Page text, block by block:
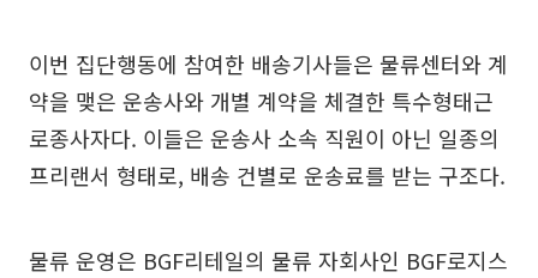
이번 집단행동에 참여한 배송기사들은 물류센터와 계
약을 맺은 운송사와 개별 계약을 체결한 특수형태근
로종사자다. 이들은 운송사 소속 직원이 아닌 일종의
프리랜서 형태로, 배송 건별로 운송료를 받는 구조다.
물류 운영은 BGF리테일의 물류 자회사인 BGF로지스